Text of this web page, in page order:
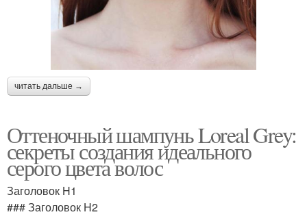
читать дальше →
Оттеночный шампунь Loreal Grey:
секреты создания идеального
серого цвета волос
Заголовок H1
### Заголовок H2